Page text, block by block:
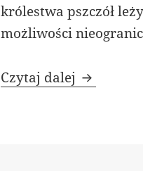
królestwa pszczół
możliwości
Czytaj dalej